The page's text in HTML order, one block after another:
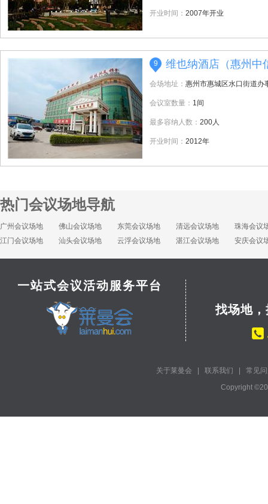
开业时间： 2007年开业
9 维也纳酒店（惠州中
会场地址： 惠州市惠城区水口街道办
会议室数量： 1间
最多容纳人数： 200人
开业时间： 2012年
热门会议场地导航
广州会议场地 佛山会议场地 东莞会议场地 清远会议场地
珠海会议
江门会议场地
汕头会议场地 云浮会议场地 湛江会议场地 安庆会议
一站式会议活动服务平台
找场地
关于莱曼会 联系我们
常见
Copyright